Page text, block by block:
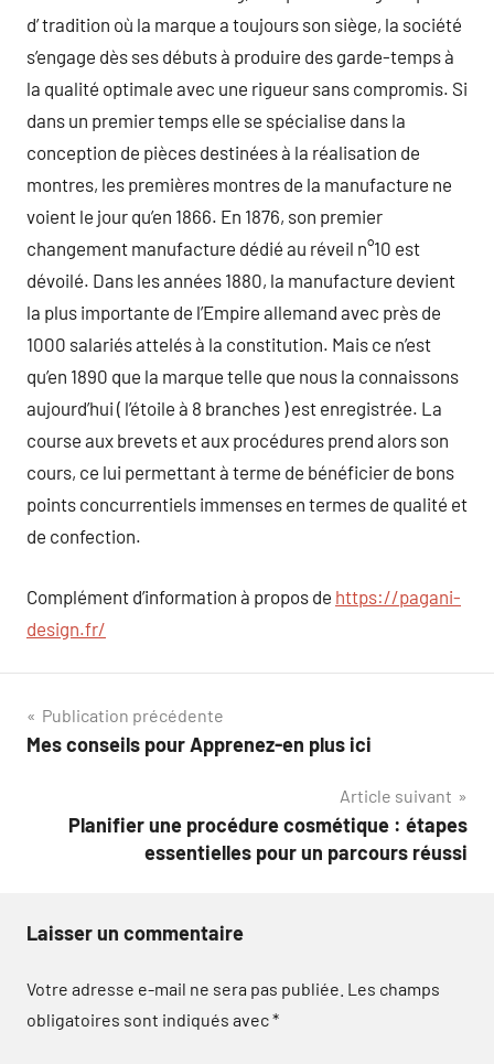
d’ tradition où la marque a toujours son siège, la société
s’engage dès ses débuts à produire des garde-temps à
la qualité optimale avec une rigueur sans compromis. Si
dans un premier temps elle se spécialise dans la
conception de pièces destinées à la réalisation de
montres, les premières montres de la manufacture ne
voient le jour qu’en 1866. En 1876, son premier
changement manufacture dédié au réveil n°10 est
dévoilé. Dans les années 1880, la manufacture devient
la plus importante de l’Empire allemand avec près de
1000 salariés attelés à la constitution. Mais ce n’est
qu’en 1890 que la marque telle que nous la connaissons
aujourd’hui ( l’étoile à 8 branches ) est enregistrée. La
course aux brevets et aux procédures prend alors son
cours, ce lui permettant à terme de bénéficier de bons
points concurrentiels immenses en termes de qualité et
de confection.
Complément d’information à propos de https://pagani-
design.fr/
Navigation
de
Publication précédente
Mes conseils pour Apprenez-en plus ici
Article suivant
Planifier une procédure cosmétique : étapes
essentielles pour un parcours réussi
Laisser un commentaire
Votre adresse e-mail ne sera pas publiée. Les champs
obligatoires sont indiqués avec*